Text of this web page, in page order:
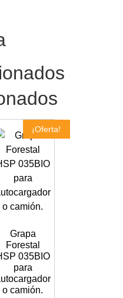
¡Oferta!
Grapa
Forestal
035BIO
para
o camión.